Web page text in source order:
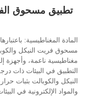
تطبيق مسحوق
المادة المغناطيسية:
مسحوق فريت النيكل
مغناطيسية ناعمة، وأجهزة
التطبيق في البيئات ذات
النيكل والكوبالت بثبات
والمواد الإلكترونية في